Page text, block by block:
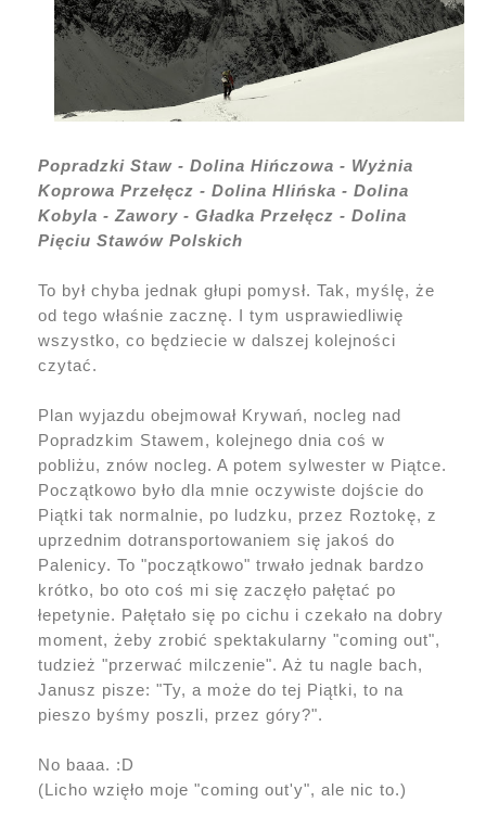
Popradzki Staw - Dolina Hińczowa - Wyżnia
Koprowa Przełęcz - Dolina Hlińska - Dolina
Kobyla - Zawory - Gładka Przełęcz - Dolina
Pięciu Stawów Polskich
To był chyba jednak głupi pomysł. Tak, myślę, że
od tego właśnie zacznę. I tym usprawiedliwię
wszystko, co będziecie w dalszej kolejności
czytać.
Plan wyjazdu obejmował Krywań, nocleg nad
Popradzkim Stawem, kolejnego dnia coś w
pobliżu, znów nocleg. A potem sylwester w Piątce.
Początkowo było dla mnie oczywiste dojście do
Piątki tak normalnie, po ludzku, przez Roztokę, z
uprzednim dotransportowaniem się jakoś do
Palenicy. To "początkowo" trwało jednak bardzo
krótko, bo oto coś mi się zaczęło pałętać po
łepetynie. Pałętało się po cichu i czekało na dobry
moment, żeby zrobić spektakularny "coming out",
tudzież "przerwać milczenie". Aż tu nagle bach,
Janusz pisze: "Ty, a może do tej Piątki, to na
pieszo byśmy poszli, przez góry?".
No baaa. :D
(Licho wzięło moje "coming out'y", ale nic to.)